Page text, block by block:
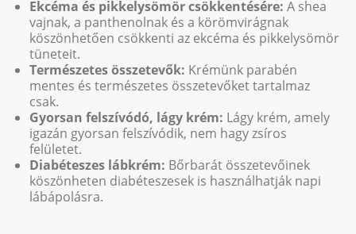
Ekcéma és pikkelysömör csökkentésére: A shea
vajnak, a panthenolnak és a körömvirágnak
köszönhetően csökkenti az ekcéma és pikkelysömör
tüneteit.
Természetes összetevők: Krémünk parabén
mentes és természetes összetevőket tartalmaz
csak.
Gyorsan felszívódó, lágy krém: Lágy krém, amely
igazán gyorsan felszívódik, nem hagy zsíros
felületet.
Diabéteszes lábkrém: Bőrbarát összetevőinek
köszönheten diabéteszesek is használhatják napi
lábápolásra.